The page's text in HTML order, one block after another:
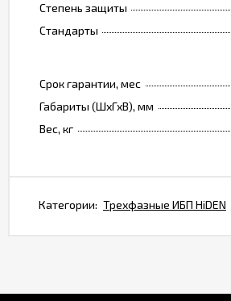
Степень защиты
Стандарты
Срок гарантии, мес
Габариты (ШхГхВ), мм
Вес, кг
Категории: Трехфазные ИБП HiDEN